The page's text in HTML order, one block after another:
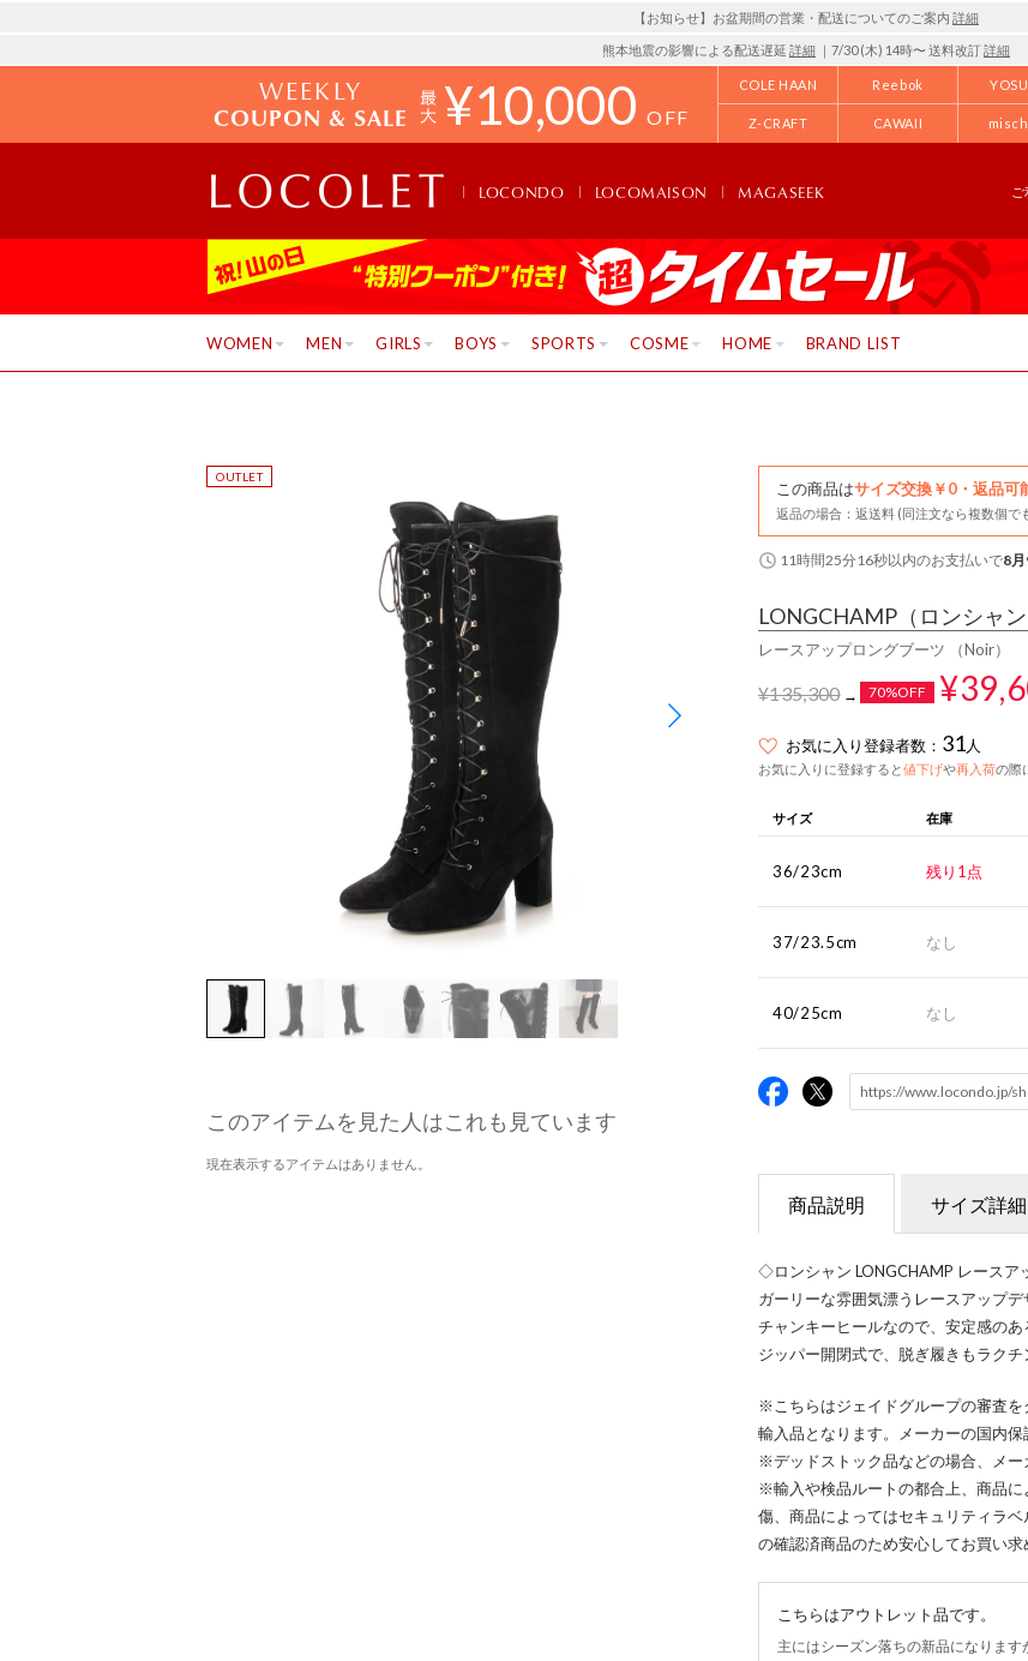
【お知らせ】お盆期間の営業・配送についてのご案内 詳細
熊本地震の影響による配送遅延 詳細 ｜7/30 (木) 14時〜 送料改訂詳細
WEEKLY
COUPON & SALE ¥10,000 OFF
COLE HAAN Reebok
Z-CRAFT CAWAII
LOCONDO LOCOMAISON MAGASEEK
WOMEN MEN GIRLS BOYS SPORTS COSME HOME BRAND LIST
このアイテムを見た人はこれも見ています
現在表示するアイテムはありません。
この商品はサイズ交換￥0・返品可
返品の場合：返送料 (同注文なら複数個で
11時間25分15秒以内のお支払いで8
LONGCHAMP （ロンシャン
レースアップロングブーツ （Noir）
¥135,300→ 70%OFF
お気に入り登録者数： 31人
お気に入りに登録すると値下げや再入荷の際
サイズ 在庫
36/23cm 残り1点
37/23.5cm なし
40/25cm なし
商品説明 サイズ詳細
◇ロンシャン LONGCHAMP レースア
ガーリーな雰囲気漂うレースアップデ
チャンキーヒールなので、安定感のあ
ジッパー開閉式で、脱ぎ履きもラクチ
※こちらはジェイドグループの審査
輸入品となります。メーカーの国内保
※デッドストック品などの場合、メー
※輸入や検品ルートの都合上、商品
傷、商品によってはセキュリティラ
の確認済商品のため安心してお買い求
こちらはアウトレット品です。
主にはシーズン落ちの新品になりま